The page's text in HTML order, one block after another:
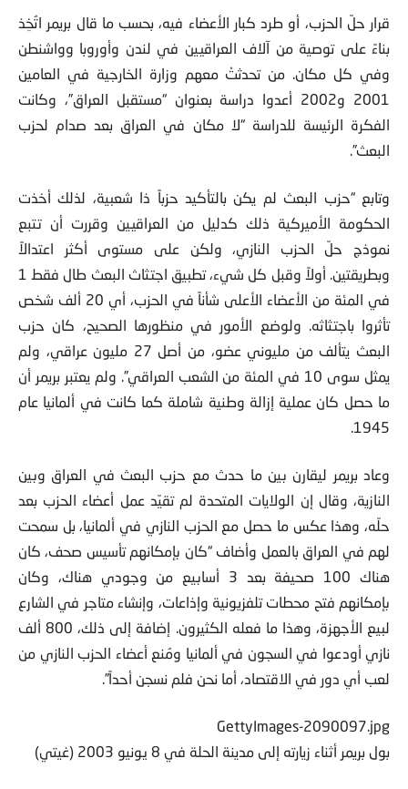
قرار حلّ الحزب، أو طرد كبار الأعضاء فيه، بحسب ما قال بريمر اتُخِذ
بناءً على توصية من آلاف العراقيين في لندن وأوروبا وواشنطن
وفي كل مكان. من تحدثتْ معهم وزارة الخارجية في العامين
2001 و2002 أعدوا دراسة بعنوان “مستقبل العراق”، وكانت
الفكرة الرئيسة للدراسة “لا مكان في العراق بعد صدام لحزب
وتابع “حزب البعث لم يكن بالتأكيد حزباً ذا شعبية، لذلك أخذت
الحكومة الأميركية ذلك كدليل من العراقيين وقررت أن تتبع
نموذج حلّ الحزب النازي، ولكن على مستوى أكثر اعتدالاً
في المئة من الأعضاء الأعلى شأناً في الحزب، أي 20 ألف شخص
تأثروا باجتثاثه. ولوضع الأمور في منظورها الصحيح، كان حزب
البعث يتألف من مليوني عضو، من أصل 27 مليون عراقي، ولم
يمثل سوى 10 في المئة من الشعب العراقي”. ولم يعتبر بريمر أن
ما حصل كان عملية إزالة وطنية شاملة كما كانت في ألمانيا عام
وعاد بريمر ليقارن بين ما حدث مع حزب البعث في العراق وبين
النازية، وقال إن الولايات المتحدة لم تقيّد عمل أعضاء الحزب بعد
حلّه، وهذا عكس ما حصل مع الحزب النازي في ألمانيا، بل سمحت
لهم في العراق بالعمل وأضاف “كان بإمكانهم تأسيس صحف، كان
هناك 100 صحيفة بعد 3 أسابيع من وجودي هناك، وكان
بإمكانهم فتح محطات تلفزيونية وإذاعات، وإنشاء متاجر في الشارع
نازي أودعوا في السجون في ألمانيا ومُنع أعضاء الحزب النازي من
GettyImages-2090097.jpg